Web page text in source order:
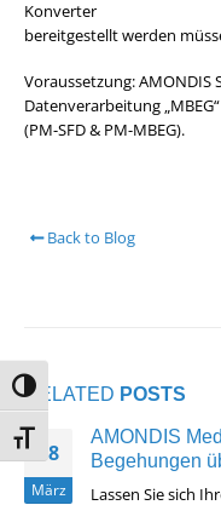
Umschalten auf hohe
Schrift vergrößern
Konverter
bereitgestellt werden
Voraussetzung: AMONDIS
Datenverarbeitung „MBEG“
(PM-SFD & PM-MBEG).
Back to Blog
RELATED POSTS
18
März
AMONDIS
Begehungen
Lassen Sie sich